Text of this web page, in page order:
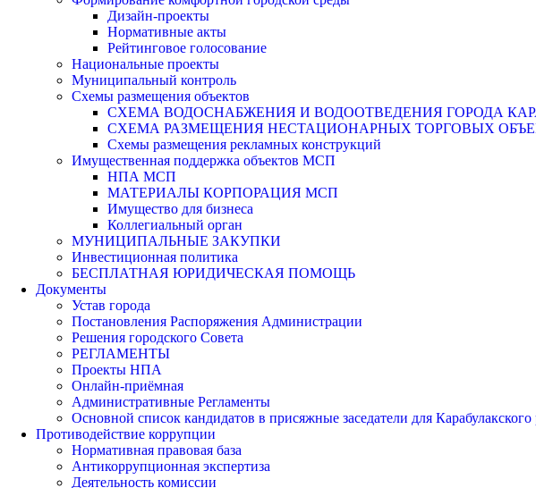
Дизайн-проекты
Нормативные акты
Рейтинговое голосование
Национальные проекты
Муниципальный контроль
Схемы размещения объектов
СХЕМА ВОДОСНАБЖЕНИЯ И ВОДООТВЕДЕНИЯ ГОРОДА
СХЕМА РАЗМЕЩЕНИЯ НЕСТАЦИОНАРНЫХ ТОРГОВЫХ
Схемы размещения рекламных конструкций
Имущественная поддержка объектов МСП
НПА МСП
МАТЕРИАЛЫ КОРПОРАЦИЯ МСП
Имущество для бизнеса
Коллегиальный орган
МУНИЦИПАЛЬНЫЕ ЗАКУПКИ
Инвестиционная политика
БЕСПЛАТНАЯ ЮРИДИЧЕСКАЯ ПОМОЩЬ
Документы
Устав города
Постановления Распоряжения Администрации
Решения городского Совета
РЕГЛАМЕНТЫ
Проекты НПА
Онлайн-приёмная
Административные Регламенты
Основной список кандидатов в присяжные заседатели для
Противодействие коррупции
Нормативная правовая база
Антикоррупционная экспертиза
Деятельность комиссии